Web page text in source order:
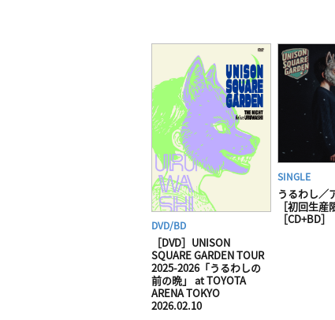
DVD/BD
［DVD］UNISON
SQUARE GARDEN TOUR
2025-2026「うるわしの
前の晩」 at TOYOTA
ARENA TOKYO
2026.02.10
SINGLE
うるわし／
［初回生産
［CD+BD］